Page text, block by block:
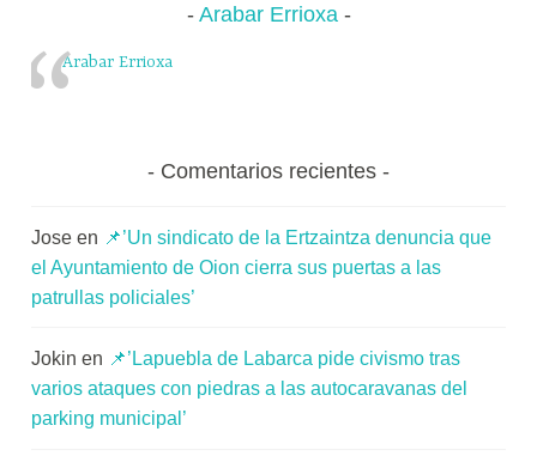
Arabar Errioxa
Arabar Errioxa
Comentarios recientes
Jose en 📌’Un sindicato de la Ertzaintza denuncia que
el Ayuntamiento de Oion cierra sus puertas a las
patrullas policiales’
Jokin en 📌’Lapuebla de Labarca pide civismo tras
varios ataques con piedras a las autocaravanas del
parking municipal’